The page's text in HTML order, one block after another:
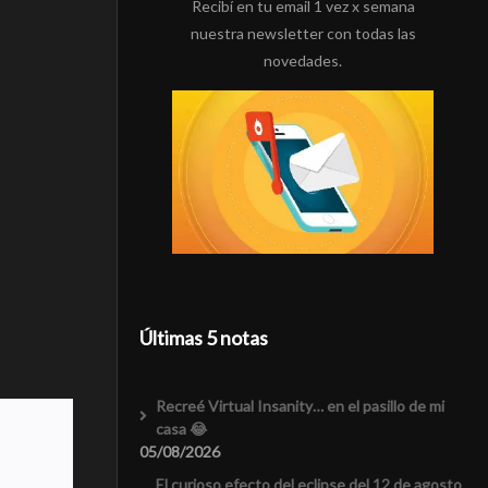
Recibí en tu email 1 vez x semana
nuestra newsletter con todas las
novedades.
Últimas 5 notas
Recreé Virtual Insanity… en el pasillo de mi
casa 😂
05/08/2026
El curioso efecto del eclipse del 12 de agosto